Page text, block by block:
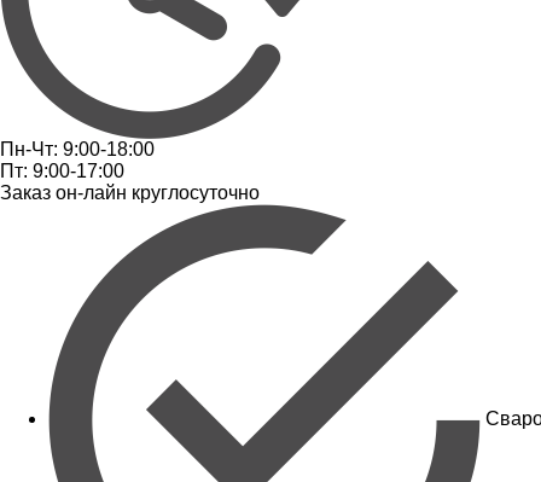
Пн-Чт: 9:00-18:00
Пт: 9:00-17:00
Заказ он-лайн круглосуточно